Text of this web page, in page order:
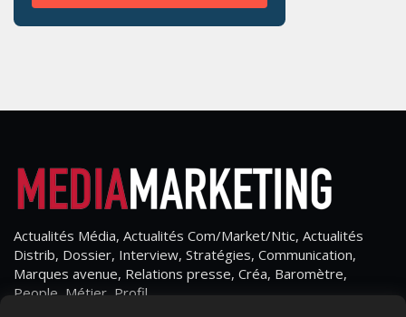
Actualités Média, Actualités Com/Market/Ntic, Actualités
Distrib, Dossier, Interview, Stratégies, Communication,
Marques avenue, Relations presse, Créa, Baromètre,
People, Métier, Profil...